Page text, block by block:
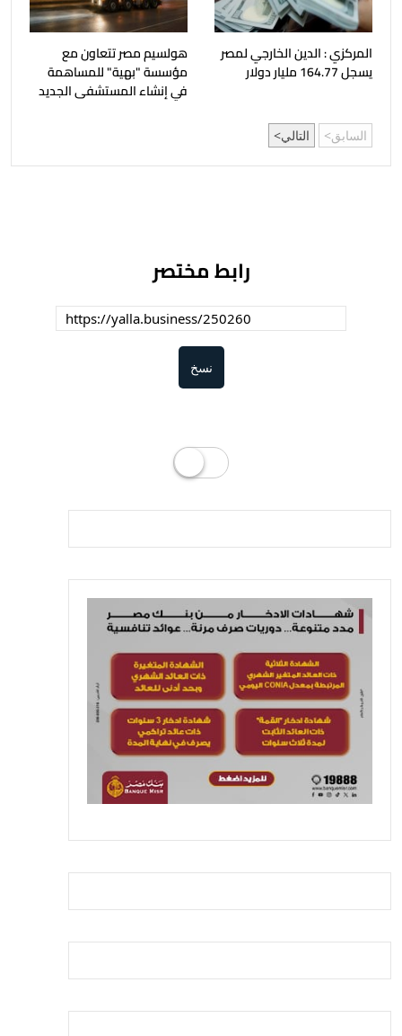
المركزي : الدين الخارجي لمصر
يسجل 164.77 مليار دولار
هولسيم مصر تتعاون مع
مؤسسة "بهية" للمساهمة
في إنشاء المستشفى الجديد
السابق التالي
رابط مختصر
نسخ